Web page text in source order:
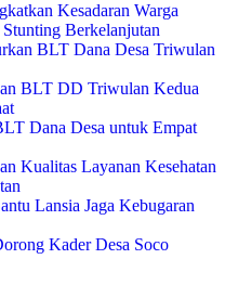
Kesadaran Warga
Berkelanjutan
BLT Dana Desa Triwulan
BLT DD Triwulan Kedua
Dana Desa untuk Empat
Kualitas Layanan Kesehatan
Lansia Jaga Kebugaran
Kader Desa Soco